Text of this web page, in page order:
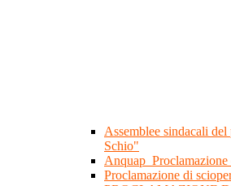
Assemblee sindacali
Schio"
Proclamazione di